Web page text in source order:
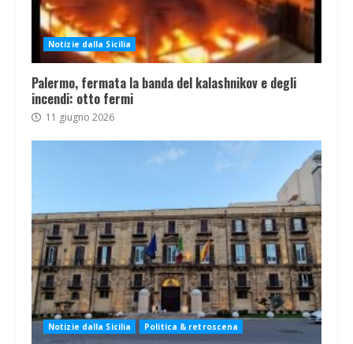
Notizie dalla Sicilia
Palermo, fermata la banda del kalashnikov e degli
incendi: otto fermi
11 giugno 2026
Notizie dalla Sicilia Politica & retroscena